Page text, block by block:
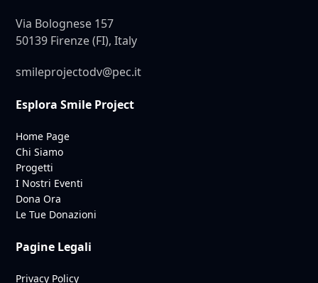
Via Bolognese 157
50139 Firenze (FI), Italy
smileprojectodv@pec.it
Esplora Smile Project
Home Page
Chi Siamo
Progetti
I Nostri Eventi
Dona Ora
Le Tue Donazioni
Pagine Legali
Privacy Policy